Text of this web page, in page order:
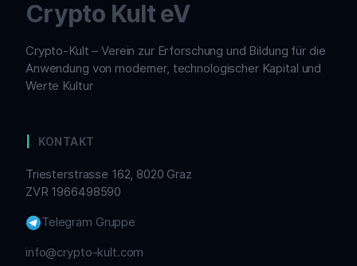
Crypto Kult eV
Crypto-Kult – Verein zur Erforschung und Bildung für die
Anwendung von moderner, technologischer Kapital und
Werte Kultur
KONTAKT
Triesterstrasse 162, 8020 Graz
ZVR 1966498590
Telegram Gruppe
info@crypto-kult.com